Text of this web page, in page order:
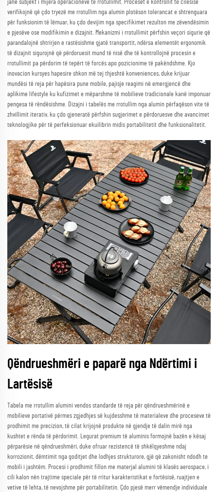
janë subjekt i mijëra operacioneve të rrotullimit. Proceset e kontrollit të cilësisë
verifikojnë që çdo tryezë me rrotullim nga alumin plotëson tolerancat e shtrenguara
për funksionim të lëmuar, ku çdo devijim nga specifikimet rezulton me zëvendësimin
e pjesëve ose modifikimin e dizajnit. Mekanizmi i rrotullimit përfshin veçori sigurie që
parandalojnë shtrirjen e rastësishme gjatë transportit, ndërsa elementët ergonomik
të dizajnit sigurojnë që përdoruesit mund të nisë dhe të kontrollojnë procesin e
rrotullimit pa përdorim të tepërt të forcës apo pozicionime të pakëndshme. Kjo
inovacion kursyes hapesire shkon më tej thjeshtë konveniences, duke krijuar
mundësi të reja për hapësira pune mobile, pajisje reagimi në emergjencë dhe
aplikime lifestyle ku kufizimet e mëparshme të mobilieve tradicionale kanë imponuar
pengesa të rëndësishme. Dizajni i tabelës me rrotullim nga alumin përfaqëson vite të
zhvillimit iterativ, ku çdo gjeneratë përfshin sugjerimet e përdoruesve dhe avancimet
teknologjike për të perfeksionuar ekuilibrin midis portabilitetit dhe funksionalitetit.
Qëndrueshmëri e paparë nga Ndërtimi i
Lartësisë
Tabela me rrotullim alumini vendos standarde të reja për qëndrueshmërinë e
mobilieve portativë përmes zgjedhjes së kujdesshme të materialeve dhe proceseve të
prodhimit me precizion, të cilat krijojnë produkte në gjendje të dalin mirë nga
kushtet e rënda të përdorimit. Legurat premium të aluminis formojnë bazën e kësaj
përparësie në qëndrueshmëri, duke ofruar rezistencë të shkëlqyeshme ndaj
korrozionit, dëmtimit nga goditjet dhe lodhjes strukturore, gjë që zakonisht ndodh te
mobili i jashtëm. Procesi i prodhimit fillon me materjal alumini të klasës aerospace, i
cili kalon nën trajtime speciale për të rritur karakteristikat e fortësisë, ruajtjen e
vetive të lehta, të nevojshme për portabilitetin. Çdo pjesë merr vëmendje individuale